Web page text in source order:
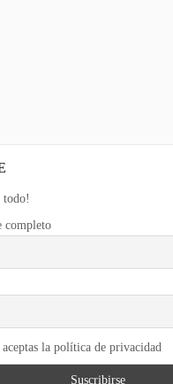
todo!
completo
la política de privacidad